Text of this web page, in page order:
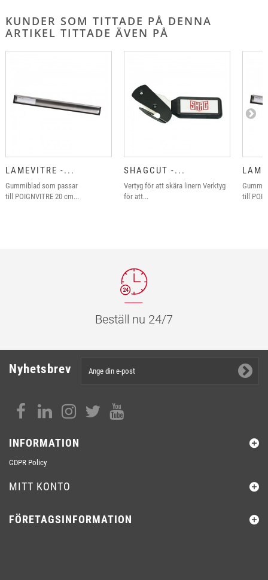
KUNDER SOM TITTADE PÅ DENNA
ARTIKEL TITTADE ÄVEN PÅ
LAMEVITRE -...
Gummiblad som passar
till POIGNVITRE 20 cm...
SHAGCUT -...
Vertyg för att skära linern Verktyg
för att...
till
Beställ nu 24/7
Nyhetsbrev
INFORMATION
GDPR Policy
MITT KONTO
FÖRETAGSINFORMATION